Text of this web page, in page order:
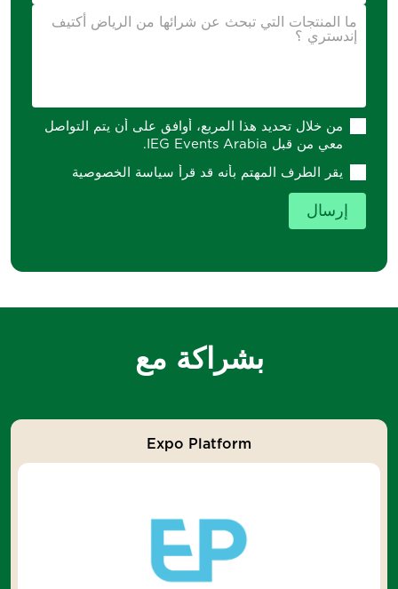
ما المنتجات التي تبحث عن شرائها من الرياض أكتيف
إندستري ؟
من خلال تحديد هذا المربع، أوافق على أن يتم التواصل
معي من قبل IEG Events Arabia.
يقر الطرف المهتم بأنه قد قرأ سياسة الخصوصية
إرسال
بشراكة مع
Expo Platform